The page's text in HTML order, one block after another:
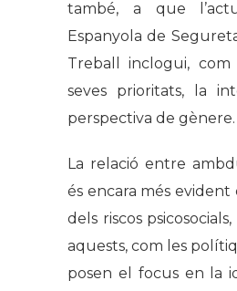
també, a que
Espanyola de
Treball inclogui,
seves prioritats, la
perspectiva de gènere.
La relació entre
és encara més
dels riscos
aquests, com les
posen el focus en la